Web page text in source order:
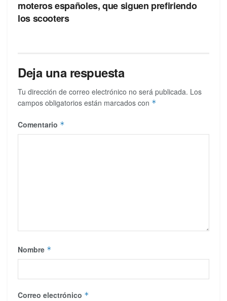
moteros españoles, que siguen prefiriendo
los scooters
Deja una respuesta
Tu dirección de correo electrónico no será publicada. Los
campos obligatorios están marcados con *
Comentario *
Nombre *
Correo electrónico *